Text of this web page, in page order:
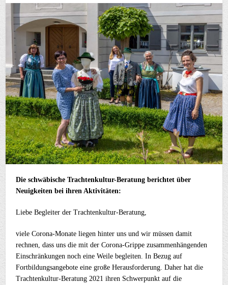
Die schwäbische Trachtenkultur-Beratung berichtet über
Neuigkeiten bei ihren Aktivitäten:
Liebe Begleiter der Trachtenkultur-Beratung,
viele Corona-Monate liegen hinter uns und wir müssen damit
rechnen, dass uns die mit der Corona-Grippe zusammenhängenden
Einschränkungen noch eine Weile begleiten. In Bezug auf
Fortbildungsangebote eine große Herausforderung. Daher hat die
Trachtenkultur-Beratung 2021 ihren Schwerpunkt auf die